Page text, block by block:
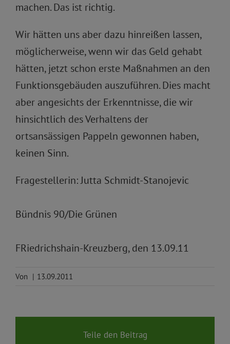
machen. Das ist richtig.
Wir hätten uns aber dazu hinreißen lassen,
möglicherweise, wenn wir das Geld gehabt
hätten, jetzt schon erste Maßnahmen an den
Funktionsgebäuden auszuführen. Dies macht
aber angesichts der Erkenntnisse, die wir
hinsichtlich des Verhaltens der
ortsansässigen Pappeln gewonnen haben,
keinen Sinn.
Fragestellerin: Jutta Schmidt-Stanojevic
Bündnis 90/Die Grünen
FRiedrichshain-Kreuzberg, den 13.09.11
Von | 13.09.2011
Teile den Beitrag